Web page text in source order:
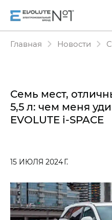
Главная Новости
Семь мест,
5,5 л: чем меня
EVOLUTE i‑SPACE
15 ИЮЛЯ 2024 Г.